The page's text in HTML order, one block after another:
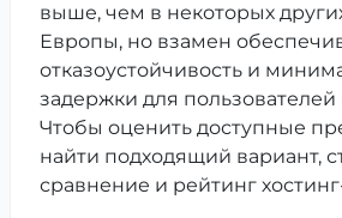
выше, чем в некоторых
Европы, но взамен
отказоустойчивость и
задержки для пользователей
Чтобы оценить доступные
найти подходящий вариант,
сравнение и рейтинг